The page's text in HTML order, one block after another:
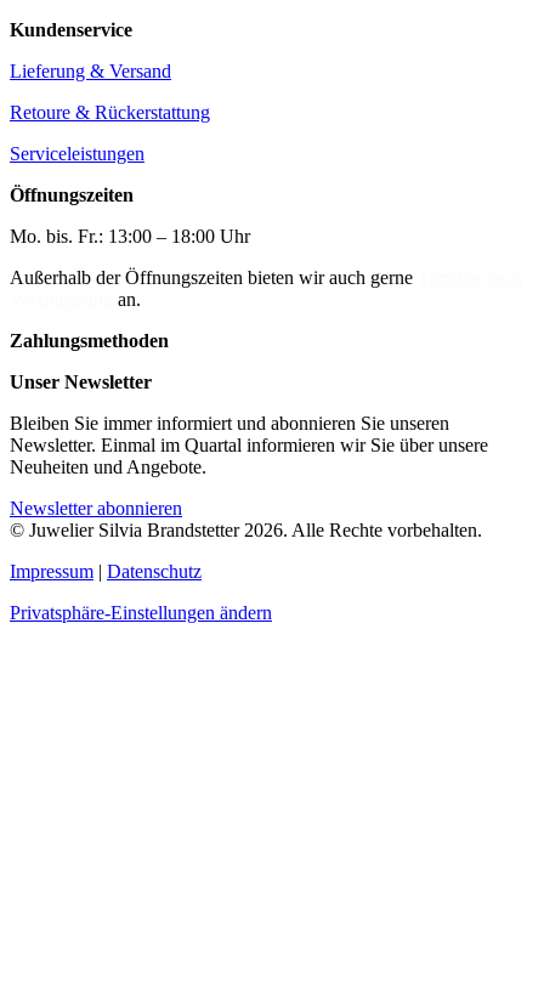
Kundenservice
Lieferung & Versand
Retoure & Rückerstattung
Serviceleistungen
Öffnungszeiten
Mo. bis. Fr.: 13:00 – 18:00 Uhr
Außerhalb der Öffnungszeiten bieten wir auch gerne
an.
Zahlungsmethoden
Unser Newsletter
Bleiben Sie immer informiert und abonnieren Sie unseren
Newsletter. Einmal im Quartal informieren wir Sie über unsere
Neuheiten und Angebote.
Newsletter abonnieren
© Juwelier Silvia Brandstetter 2026. Alle Rechte vorbehalten.
Impressum | Datenschutz
Privatsphäre-Einstellungen ändern